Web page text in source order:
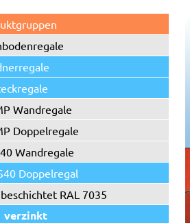
Wandregale
Doppelregale
Wandregale
Doppelregal
beschichtet RAL 7035
verzinkt